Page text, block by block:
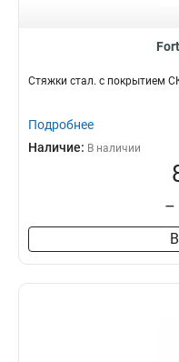
Стяжки стал. с покрытием
Подробнее
Наличие: В наличии
–